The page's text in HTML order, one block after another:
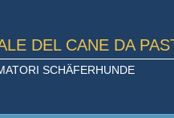
DEL CANE DA
SCHÄFERHUNDE